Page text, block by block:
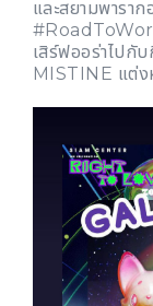
และสยามพารา
เสิร์ฟออร่าไป
MISTINE แต่